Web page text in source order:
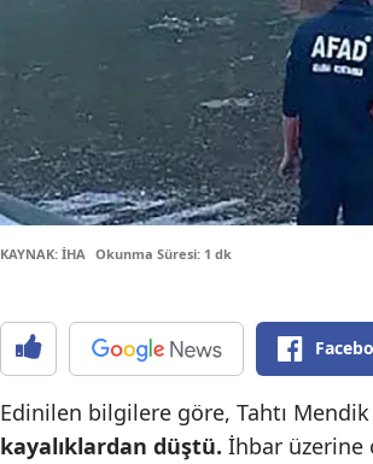
KAYNAK: İHA Okunma Süresi: 1 dk
Edinilen bilgilere göre, Tahtı
kayalıklardan düştü. İhbar üzerine